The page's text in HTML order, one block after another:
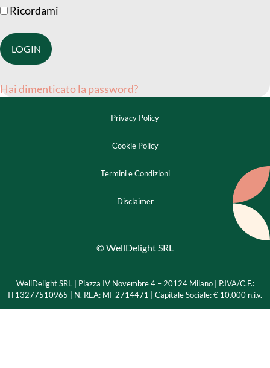
Ricordami
Hai dimenticato la password?
Privacy Policy
Cookie Policy
Termini e Condizioni
Disclaimer
© WellDelight SRL
WellDelight SRL | Piazza IV Novembre 4 – 20124 Milano | P.IVA/C.F.:
IT13277510965 | N. REA: MI-2714471 | Capitale Sociale: € 10.000 n.i.v.